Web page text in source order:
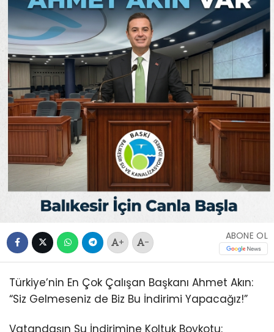
+ -
ABONE OL
Türkiye’nin En Çok Çalışan Başkanı Ahmet Akın:
“Siz Gelmeseniz de Biz Bu İndirimi Yapacağız!”
Vatandaşın Su İndirimine Koltuk Boykotu: